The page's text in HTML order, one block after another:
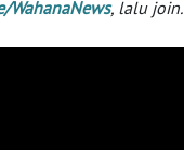
WahanaNews, lalu join.